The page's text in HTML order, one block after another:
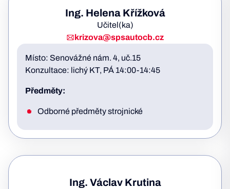
Ing. Helena Křížková
Učitel(ka)
krizova@spsautocb.cz
Místo: Senovážné nám. 4, uč.15
Konzultace: lichý KT, PÁ 14:00-14:45
Předměty:
Odborné předměty strojnické
Ing. Václav Krutina